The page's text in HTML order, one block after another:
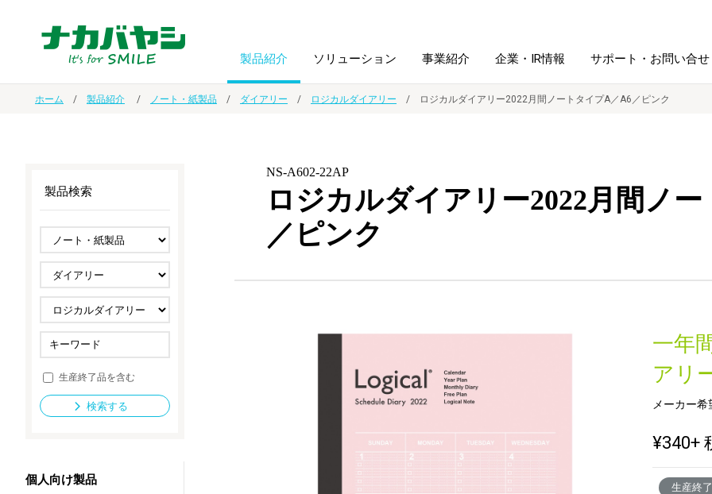
製品紹介
ノート・紙製品
ファイル・
ホルダー用品
スマートフォン・
タブレット関連
防災・
セキュリティ用品
法人向け製品
ソリューション
オーダー手帳・ノベルティ制作 学校ソリューション
ドキュメントスキャニングサービス
導入事例
事業紹介 企業・IR情報
IR情報 沿革
サステナビリティ
サポート・お問い合せ
ホーム 製品紹介 ノート・紙製品 ダイアリー ロジカルダイアリー ロジカルダイアリー2022月間ノートタイプA／A6／ピンク
NS-A602-22AP
ロジカルダイアリー2022月間ノ
／ピンク
一年
アリ
メーカー
¥340+
生産終
製品検索
生産終了品を含む
検索する
個人向け製品